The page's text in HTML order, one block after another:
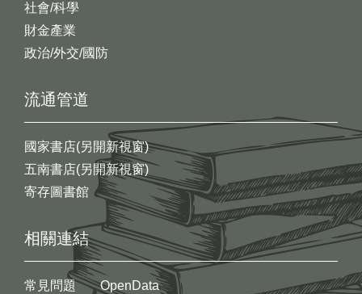
社會/科學
財金產業
政治/外交/國防
流通管道
國家書店(另開新視窗)
五南書店(另開新視窗)
寄存圖書館
相關連結
常見問題
OpenData